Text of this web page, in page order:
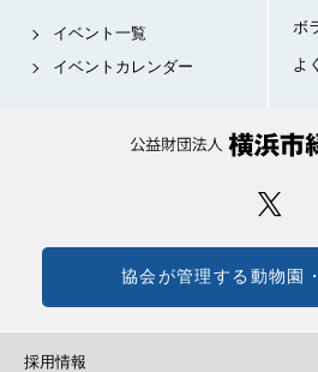
イベント一覧
イベントカレンダー
ボ
よ
協会が管理する動物園
採用情報